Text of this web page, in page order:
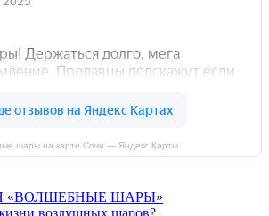
шары на карте Сочи — Яндекс Карты
«ВОЛШЕБНЫЕ ШАРЫ»
воздушных шаров?